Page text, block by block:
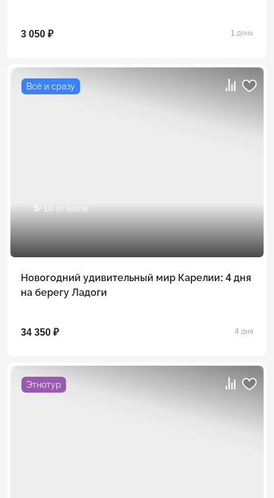
3 050 ₽ 1 день
Всё и сразу
5/ 10 отзывов
Новогодний удивительный мир Карелии: 4 дня
на берегу Ладоги
34 350 ₽ 4 дня
Этнотур